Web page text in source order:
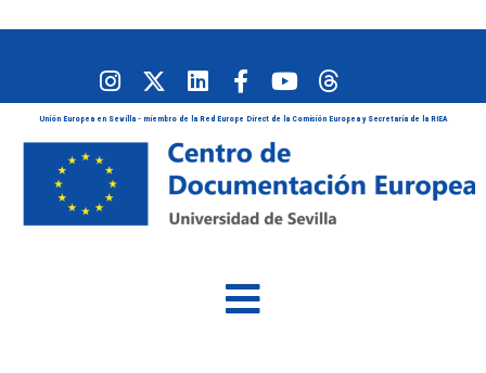
Unión Europea en Sevilla - miembro de la Red Europe Direct de la Comisión Europea y Secretaría de la RIEA